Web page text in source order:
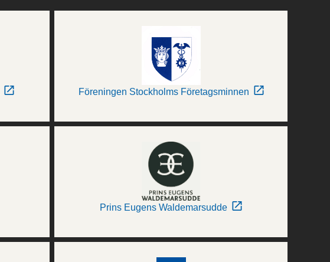
Föreningen Stockholms Företagsminnen
Prins Eugens Waldemarsudde